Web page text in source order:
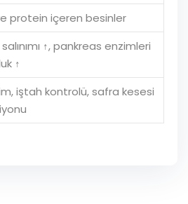
protein içeren besinler
↑, pankreas enzimleri
↑
iştah kontrolü, safra kesesi